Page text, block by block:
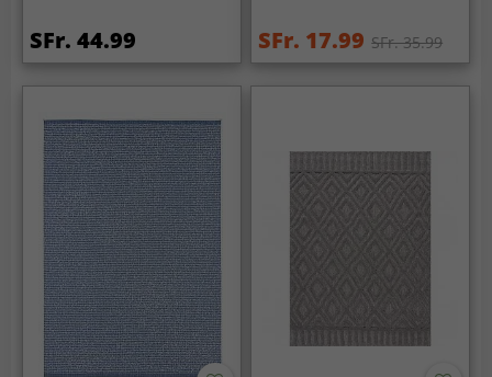
SFr. 44.99 SFr. 17.99 SFr. 35.99